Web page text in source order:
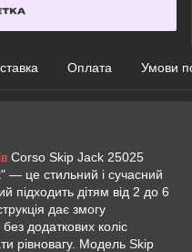
Оплата Умови
Corso Skip Jack 25025
— це стильний і сучасний
підходить дітям від 2 до 6
дає змогу
додаткових коліс
рівновагу. Модель Skip